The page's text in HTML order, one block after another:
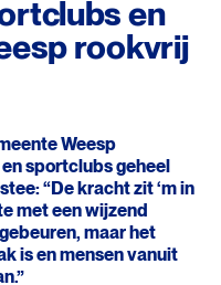
en
rookvrij
Weesp
sportclubs geheel
“De kracht zit ‘m in
met een wijzend
maar het
is en mensen vanuit